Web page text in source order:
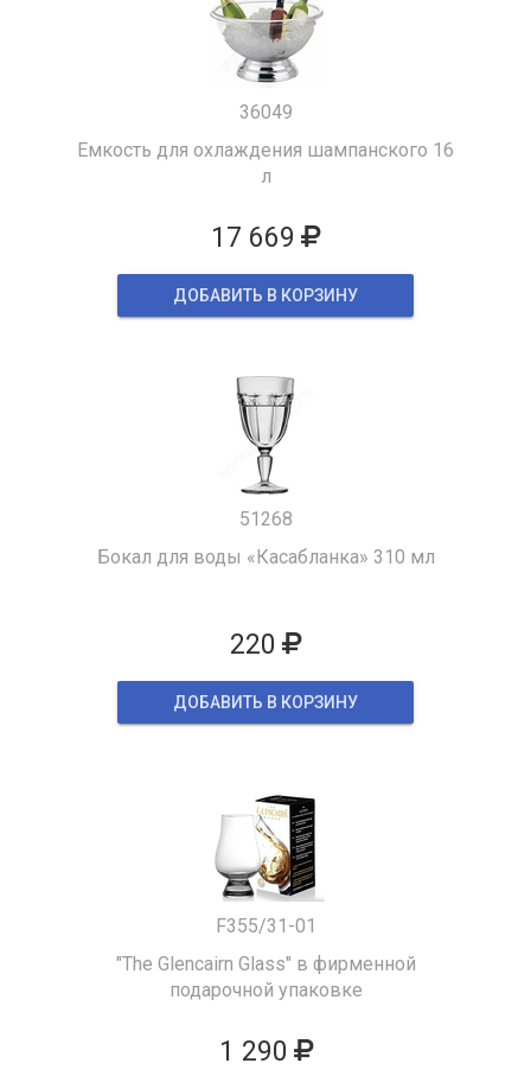
36049
Емкость для охлаждения шампанского 16
л
17 669
ДОБАВИТЬ В КОРЗИНУ
51268
Бокал для воды «Касабланка» 310 мл
220
ДОБАВИТЬ В КОРЗИНУ
F355/31-01
"The Glencairn Glass" в фирменной
подарочной упаковке
1 290